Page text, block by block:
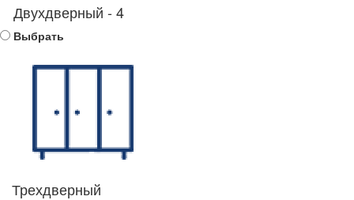
Двухдверный - 4
Выбрать
Трехдверный